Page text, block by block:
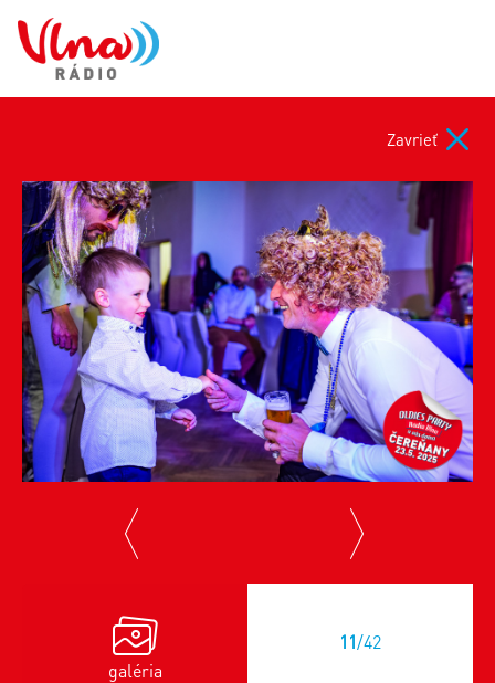
Zavrieť
galéria
11/42